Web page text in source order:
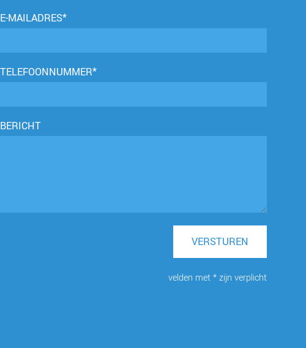
E-MAILADRES*
TELEFOONNUMMER*
BERICHT
VERSTUREN
velden met * zijn verplicht